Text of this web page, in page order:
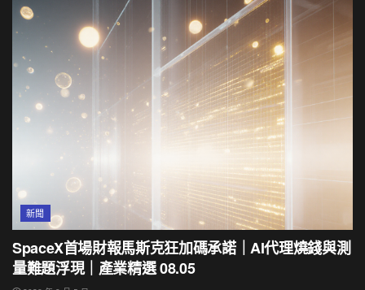
新聞
SpaceX首場財報馬斯克狂加碼承諾｜AI代理燒錢與測
量難題浮現｜產業精選 08.05